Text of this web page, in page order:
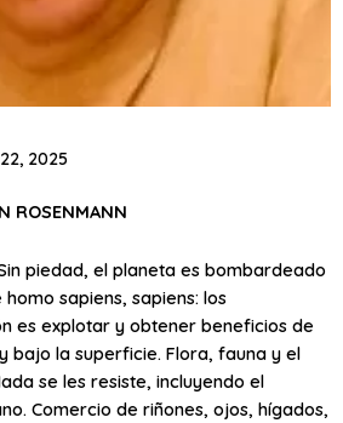
2025
ROSENMANN
piedad, el planeta es bombardeado
sapiens, sapiens: los
es explotar y obtener beneficios de
bajo la superficie. Flora, fauna y el
se les resiste, incluyendo el
Comercio de riñones, ojos, hígados,